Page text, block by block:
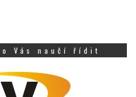
Vás naučí řídit